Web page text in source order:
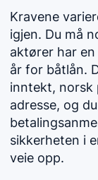
Kravene
igjen. Du må
aktører har
år for båtlån.
inntekt, norsk
adresse, og
sikkerheten i
veie opp.